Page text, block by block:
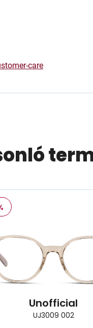
care
Unofficial
UJ3009 002